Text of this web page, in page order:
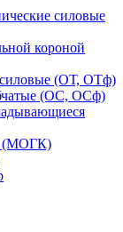
силовые
короной
(ОТ, ОТф)
(ОС, ОСф)
(МОГК)